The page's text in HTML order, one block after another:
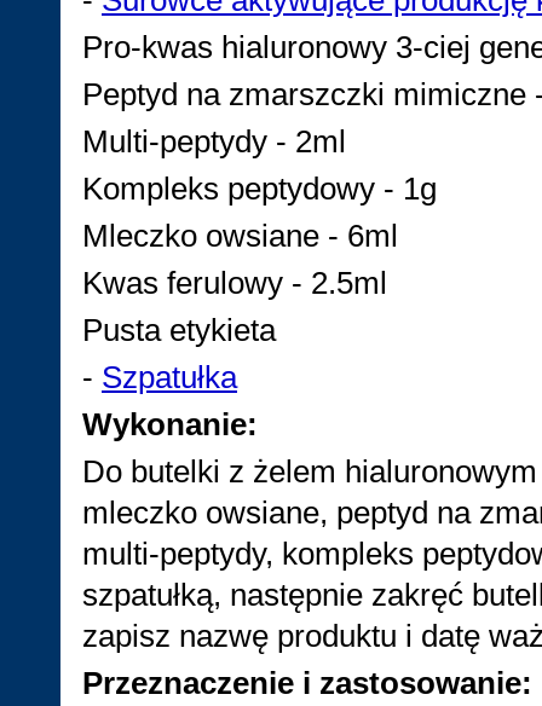
Pro-kwas hialuronowy 3-ciej
Peptyd na zmarszczki mimiczne
Multi-peptydy - 2ml
Kompleks peptydowy - 1g
Mleczko owsiane - 6ml
Kwas ferulowy - 2.5ml
Pusta etykieta
- Szpatułka
Wykonanie:
Do butelki z żelem
mleczko owsiane, peptyd na
multi-peptydy, kompleks
szpatułką, następnie zakręć
zapisz nazwę produktu i datę
Przeznaczenie i zastosowanie: